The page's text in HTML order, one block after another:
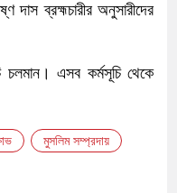
দাস ব্রহ্মচারীর অনুসারীদের
চলমান। এসব কর্মসূচি থেকে
মুসলিম সম্প্রদায়